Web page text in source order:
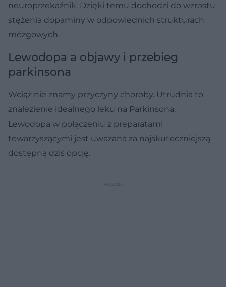
neuroprzekaźnik. Dzięki temu dochodzi do wzrostu
stężenia dopaminy w odpowiednich strukturach
mózgowych.
Lewodopa a objawy i przebieg
parkinsona
Wciąż nie znamy przyczyny choroby. Utrudnia to
znalezienie idealnego leku na Parkinsona.
Lewodopa w połączeniu z preparatami
towarzyszącymi jest uważana za najskuteczniejszą
dostępną dziś opcję.